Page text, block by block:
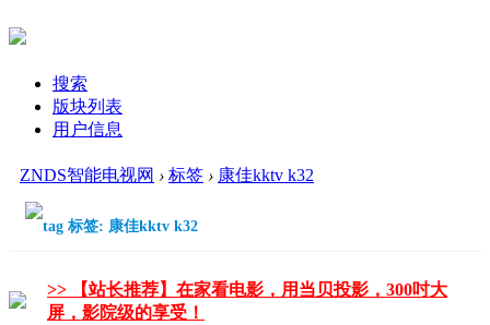
搜索
版块列表
用户信息
ZNDS智能电视网 › 标签 › 康佳kktv k32
标签: 康佳kktv k32
>> 【站长推荐】在家看电影，用当贝投影，300吋大
屏，影院级的享受！